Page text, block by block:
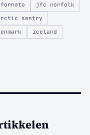
jfc norfolk
sentry
iceland